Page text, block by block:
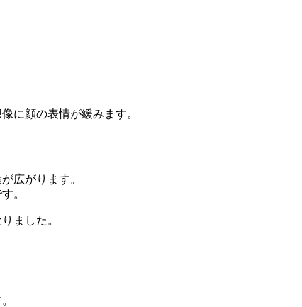
に顔の表情が緩みます。
広がります。
。
ました。